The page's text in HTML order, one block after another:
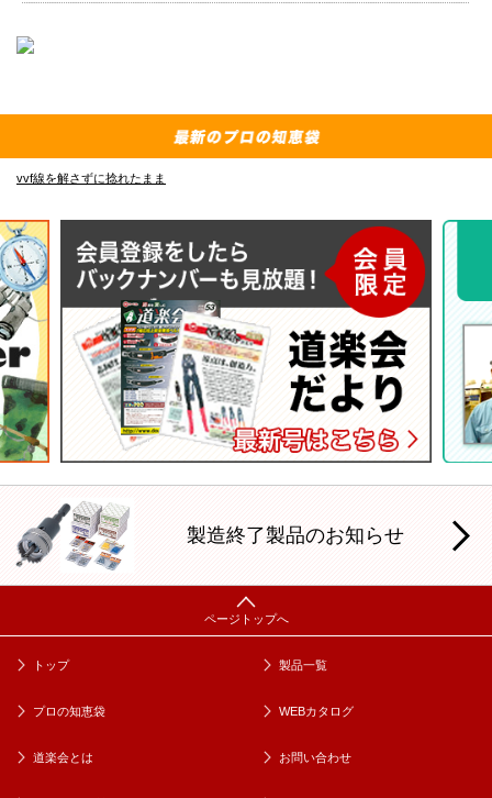
vvf線を解さずに捻れたまま
製造終了製品のお知らせ
トップ 製品一覧
プロの知恵袋 WEBカタログ
道楽会とは お問い合わせ